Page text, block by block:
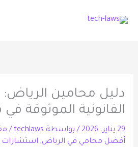
دليل محامين الرياض:
القانونية الموثوقة
29 يناير، 2026 / بواسطة techlaws
/
أفضل محامي في الرياض, استشارات